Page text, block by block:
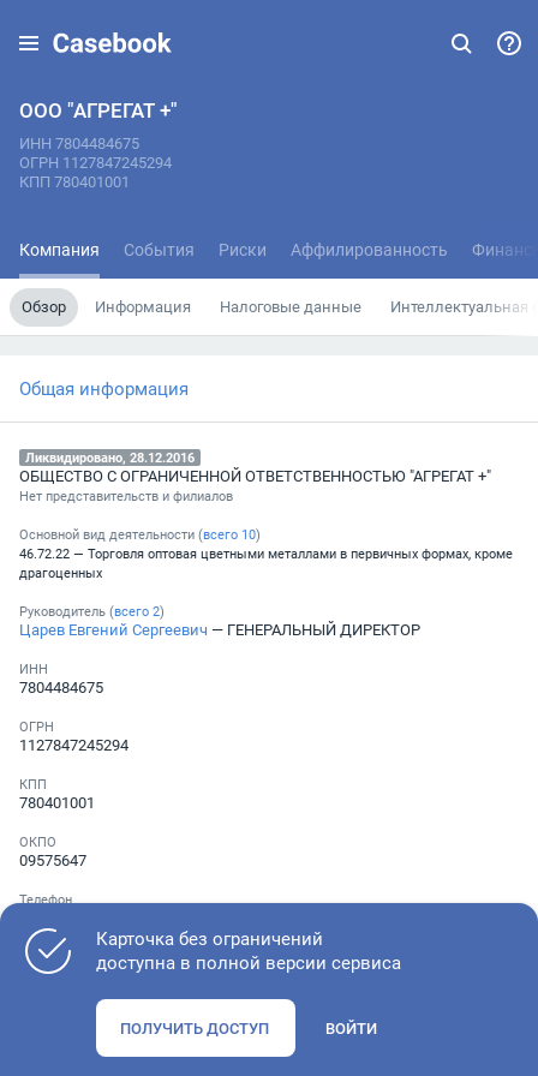
ООО "АГРЕГАТ +"
ИНН 7804484675
ОГРН 1127847245294
КПП 780401001
Компания События Риски Аффилированность
Обзор Информация Налоговые данные Интеллектуальная
Общая информация
Ликвидировано, 28.12.2016
ОБЩЕСТВО С ОГРАНИЧЕННОЙ ОТВЕТСТВЕННОСТЬЮ "АГРЕГАТ +"
Нет представительств и филиалов
Основной вид деятельности (всего 10)
46.72.22 — Торговля оптовая цветными металлами в первичных формах, кроме
драгоценных
Руководитель (всего 2)
Царев Евгений Сергеевич — ГЕНЕРАЛЬНЫЙ ДИРЕКТОР
ИНН
7804484675
ОГРН
1127847245294
КПП
780401001
ОКПО
09575647
Телефон
Как оценить состояние компании
Карточка без ограничений
доступна в полной версии сервиса
ПОЛУЧИТЬ ДОСТУП ВОЙТИ